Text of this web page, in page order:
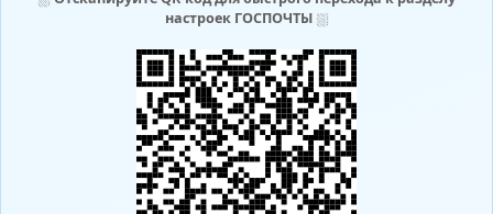
настроек ГОСПОЧТЫ⛆